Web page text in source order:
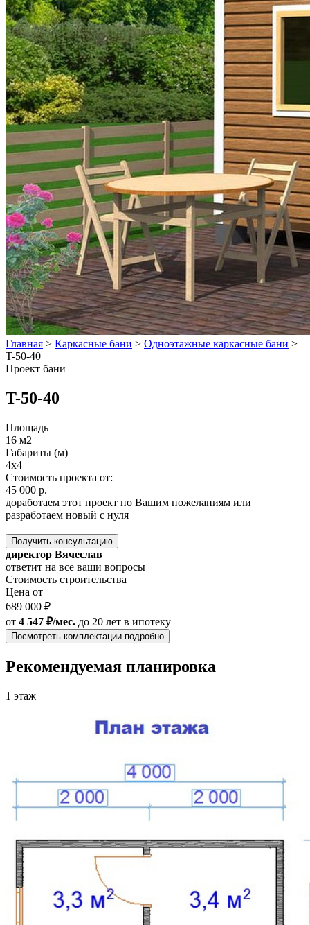
Главная > Каркасные бани > Одноэтажные каркасные бани >
T-50-40
Проект бани
T-50-40
Площадь
16 м2
Габариты (м)
4x4
Стоимость проекта от:
45 000 р.
доработаем этот проект по Вашим пожеланиям или
разработаем новый с нуля
Получить консультацию
директор Вячеслав
ответит на все ваши вопросы
Стоимость строительства
Цена от
689 000 ₽
от 4 547 ₽/мес. до 20 лет в ипотеку
Посмотреть комплектации подробно
Рекомендуемая планировка
1 этаж